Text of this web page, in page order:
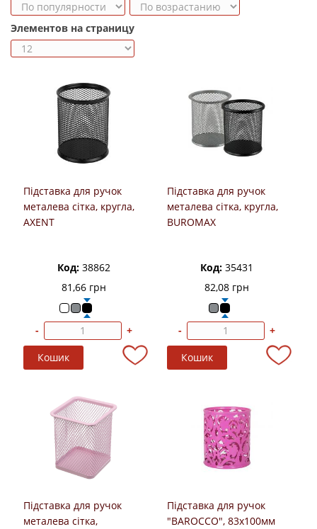
Элементов на страницу
Підставка для ручок
металева сітка, кругла,
AXENT
Код: 38862
81,66 грн
- +
Підставка для ручок
металева сітка, кругла,
BUROMAX
Код:35431
82,08 грн
- +
Підставка для ручок
металева сітка,
Підставка для ручок
"BAROCCO", 83х100мм